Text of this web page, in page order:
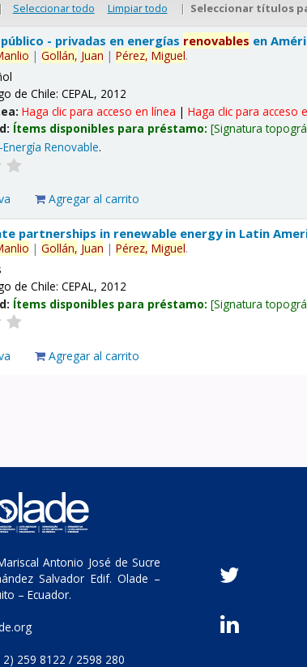
| Seleccionar todo Limpiar todo | Seleccionar títulos
- privadas en energías renovables en
|Gollán, Juan |Pérez, Miguel.
de Chile: CEPAL, 2012
Haga clic para acceso en línea |Haga clic para acceso
Ítems disponibles para préstamo: Signatura
Renovable.
Agregar al carrito
partnerships in renewable energy in Latin
|Gollán, Juan |Pérez, Miguel.
de Chile: CEPAL, 2012
Ítems disponibles para préstamo: Signatura
Agregar al carrito
Antonio José de Sucre
Salvador Edif. Olade –
– Ecuador.
2) 259 8122 / 2598 280